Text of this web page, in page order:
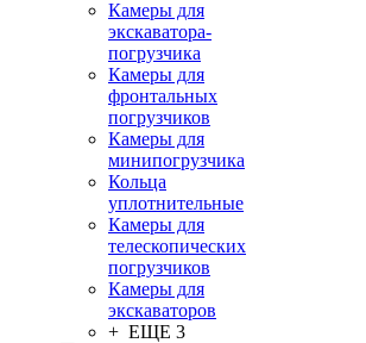
Камеры для
экскаватора-
погрузчика
Камеры для
фронтальных
погрузчиков
Камеры для
минипогрузчика
Кольца
уплотнительные
Камеры для
телескопических
погрузчиков
Камеры для
экскаваторов
+ ЕЩЕ 3